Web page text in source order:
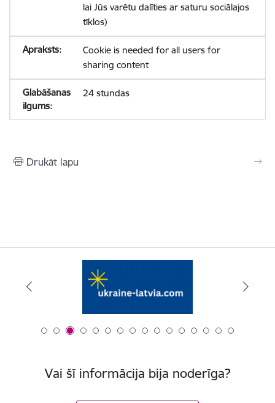
lai Jūs varētu dalīties ar saturu sociālajos
tīklos)
Cookie is needed for all users for
sharing content
24 stundas
Drukāt lapu
Vai šī informācija bija noderīga?